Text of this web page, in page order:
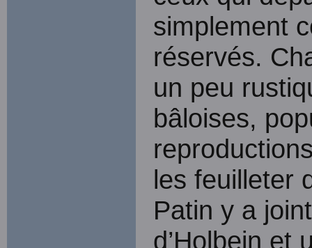
simplement
réservés.
un peu
bâloises,
les feuilleter
Patin y a
d’Holbein et